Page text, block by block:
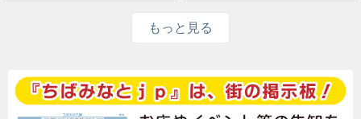
もっと見る